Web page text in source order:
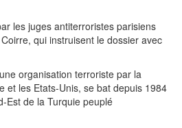
les juges antiterroristes parisiens
qui instruisent le dossier avec
organisation terroriste par la
et les Etats-Unis, se bat depuis 1984
Est de la Turquie peuplé